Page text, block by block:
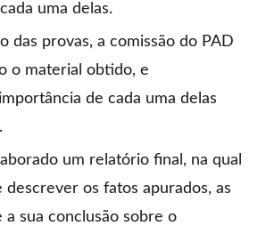
uma delas.
das provas, a comissão do PAD
o material obtido, e
de cada uma delas
um relatório final, na qual
descrever os fatos apurados, as
a sua conclusão sobre o